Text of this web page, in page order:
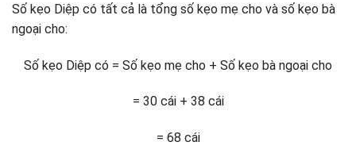
Số kẹo Diệp có tất cả là tổng số kẹo mẹ cho và số kẹo bà
ngoại cho:
Số kẹo Diệp có = Số kẹo mẹ cho + Số kẹo bà ngoại cho
= 30 cái + 38 cái
= 68 cái